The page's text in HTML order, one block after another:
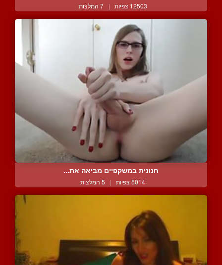
12503 צפיות | 7 המלצות
חנונית במשקפיים מביאה את...
5014 צפיות | 5 המלצות